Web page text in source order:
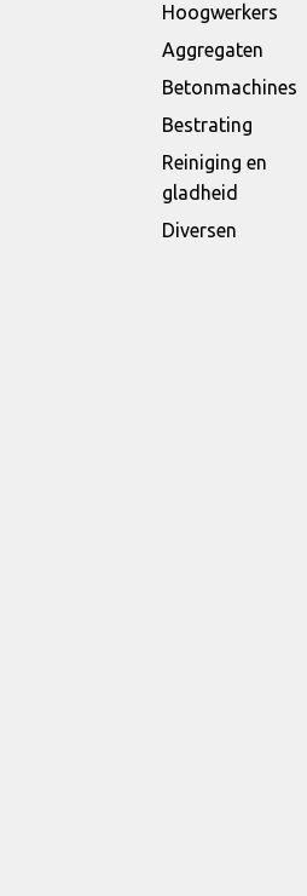
Hoogwerkers
Aggregaten
Betonmachines
Bestrating
Reiniging en
gladheid
Diversen